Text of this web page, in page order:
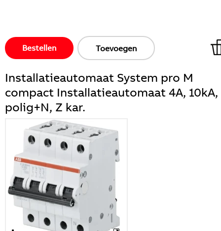
Bestellen Toevoegen
Installatieautomaat System pro M
compact Installatieautomaat 4A, 10kA,
polig+N, Z kar.